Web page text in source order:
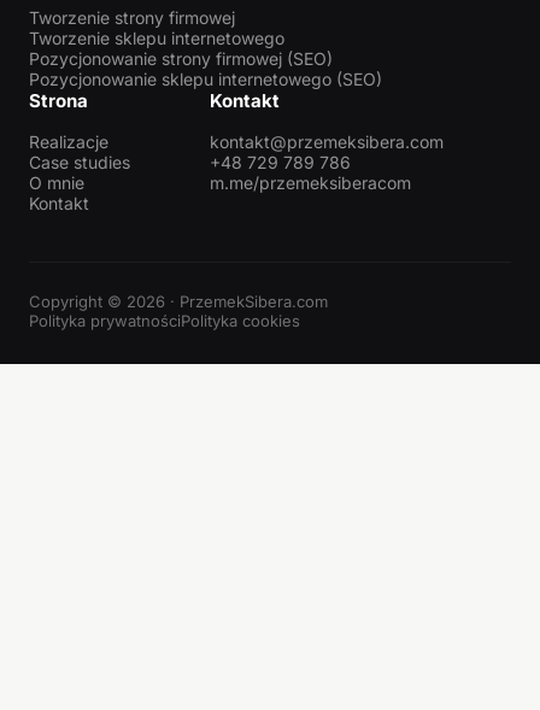
Tworzenie strony firmowej
Tworzenie sklepu internetowego
Pozycjonowanie strony firmowej (SEO)
Pozycjonowanie sklepu internetowego (SEO)
Strona
Realizacje
Case studies
O mnie
Kontakt
Kontakt
kontakt@przemeksibera.com
+48 729 789 786
m.me/przemeksiberacom
Copyright © 2026 · PrzemekSibera.com
Polityka prywatnościPolityka cookies